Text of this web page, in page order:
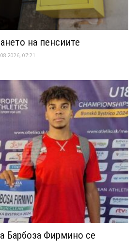
на пенсиите
07:21
Барбоза Фирмино се